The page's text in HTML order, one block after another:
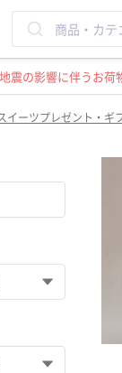
震の影響に伴うお
イーツプレゼント・ギ